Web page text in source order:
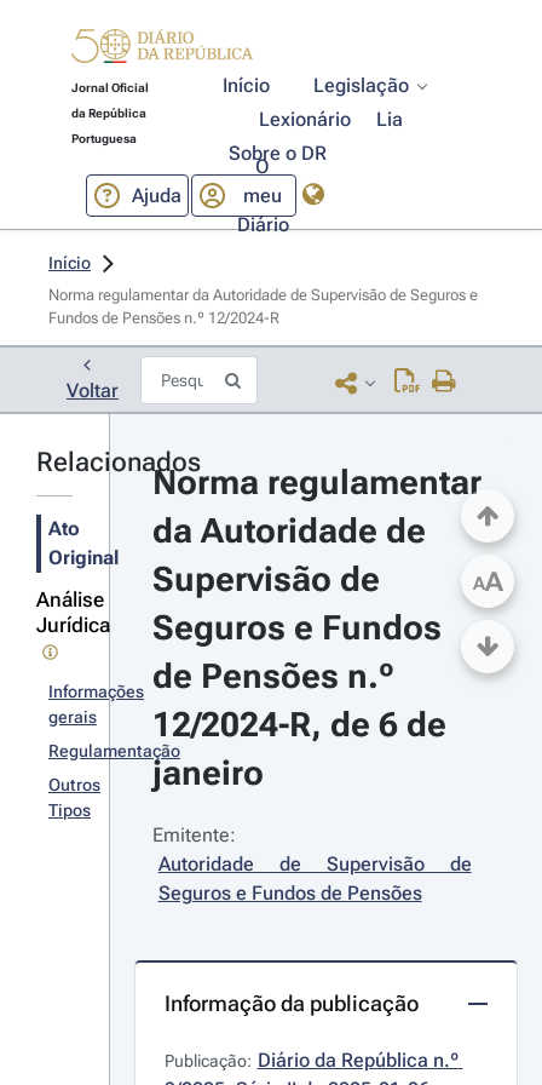
Jornal Oficial
da República
Portuguesa
Início
Legislação
Lexionário
Lia
Sobre o DR
Ajuda
O
meu
Diário
Início
Norma regulamentar da Autoridade de Supervisão de Seguros e
Fundos de Pensões n.º 12/2024-R
Voltar
Relacionados
Ato
Original
Análise
Jurídica
Informações
gerais
Regulamentação
Outros
Tipos
Norma regulamentar
da Autoridade de
Supervisão de
Seguros e Fundos
de Pensões n.º
12/2024-R, de 6 de
janeiro
Emitente:
Autoridade de Supervisão de
Seguros e Fundos de Pensões
Informação da publicação
Publicação: Diário da República n.º
AA